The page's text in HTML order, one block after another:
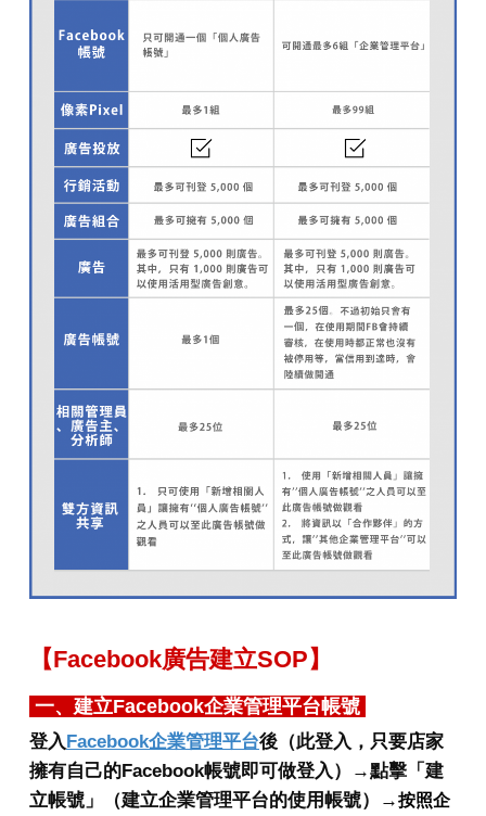
【Facebook廣告建立SOP】
一、建立Facebook企業管理平台帳號
登入Facebook企業管理平台後（此登入，只要店家
擁有自己的Facebook帳號即可做登入）→點擊「建
立帳號」（建立企業管理平台的使用帳號）→按照企